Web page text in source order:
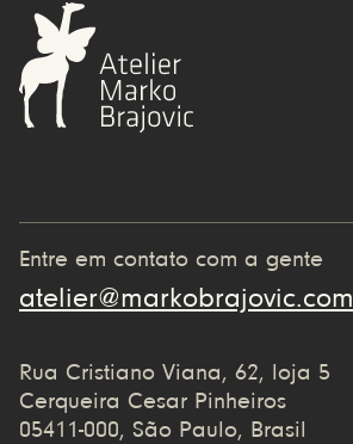
Entre em contato com a gente
atelier@markobrajovic.com
Rua Cristiano Viana, 62, loja 5
Cerqueira Cesar Pinheiros
05411-000, São Paulo, Brasil